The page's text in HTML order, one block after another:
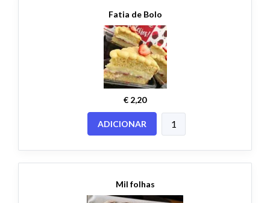
Fatia de Bolo
€ 2,20
ADICIONAR
Mil folhas